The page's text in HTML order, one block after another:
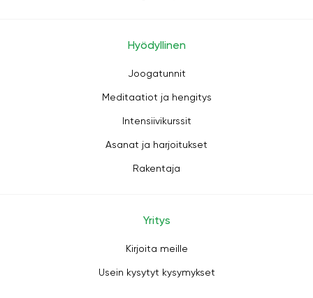
Hyödyllinen
Joogatunnit
Meditaatiot ja hengitys
Intensiivikurssit
Asanat ja harjoitukset
Rakentaja
Yritys
Kirjoita meille
Usein kysytyt kysymykset